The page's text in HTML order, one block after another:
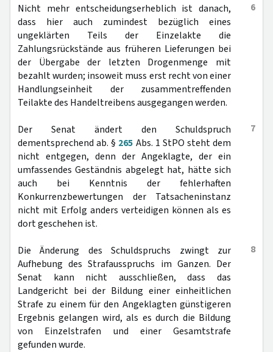
6
Nicht mehr entscheidungserheblich ist danach,
dass hier auch zumindest bezüglich eines
ungeklärten Teils der Einzelakte die
Zahlungsrückstände aus früheren Lieferungen bei
der Übergabe der letzten Drogenmenge mit
bezahlt wurden; insoweit muss erst recht von einer
Handlungseinheit der zusammentreffenden
Teilakte des Handeltreibens ausgegangen werden.
7
Der Senat ändert den Schuldspruch
dementsprechend ab. § 265 Abs. 1 StPO steht dem
nicht entgegen, denn der Angeklagte, der ein
umfassendes Geständnis abgelegt hat, hätte sich
auch bei Kenntnis der fehlerhaften
Konkurrenzbewertungen der Tatsacheninstanz
nicht mit Erfolg anders verteidigen können als es
dort geschehen ist.
8
Die Änderung des Schuldspruchs zwingt zur
Aufhebung des Strafausspruchs im Ganzen. Der
Senat kann nicht ausschließen, dass das
Landgericht bei der Bildung einer einheitlichen
Strafe zu einem für den Angeklagten günstigeren
Ergebnis gelangen wird, als es durch die Bildung
von Einzelstrafen und einer Gesamtstrafe
gefunden wurde.